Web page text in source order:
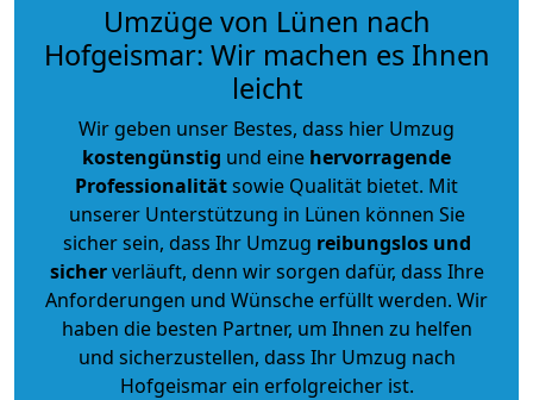
Umzüge von Lünen nach
Hofgeismar: Wir machen es Ihnen
leicht
Wir geben unser Bestes, dass hier Umzug
kostengünstig und eine hervorragende
Professionalitätsowie Qualität bietet. Mit
unserer Unterstützung in Lünen können Sie
sicher sein, dass Ihr Umzug reibungslos und
sicherverläuft, denn wir sorgen dafür, dass Ihre
Anforderungen und Wünsche erfüllt werden. Wir
haben die besten Partner, um Ihnen zu helfen
und sicherzustellen, dass Ihr Umzug nach
Hofgeismar ein erfolgreicher ist.